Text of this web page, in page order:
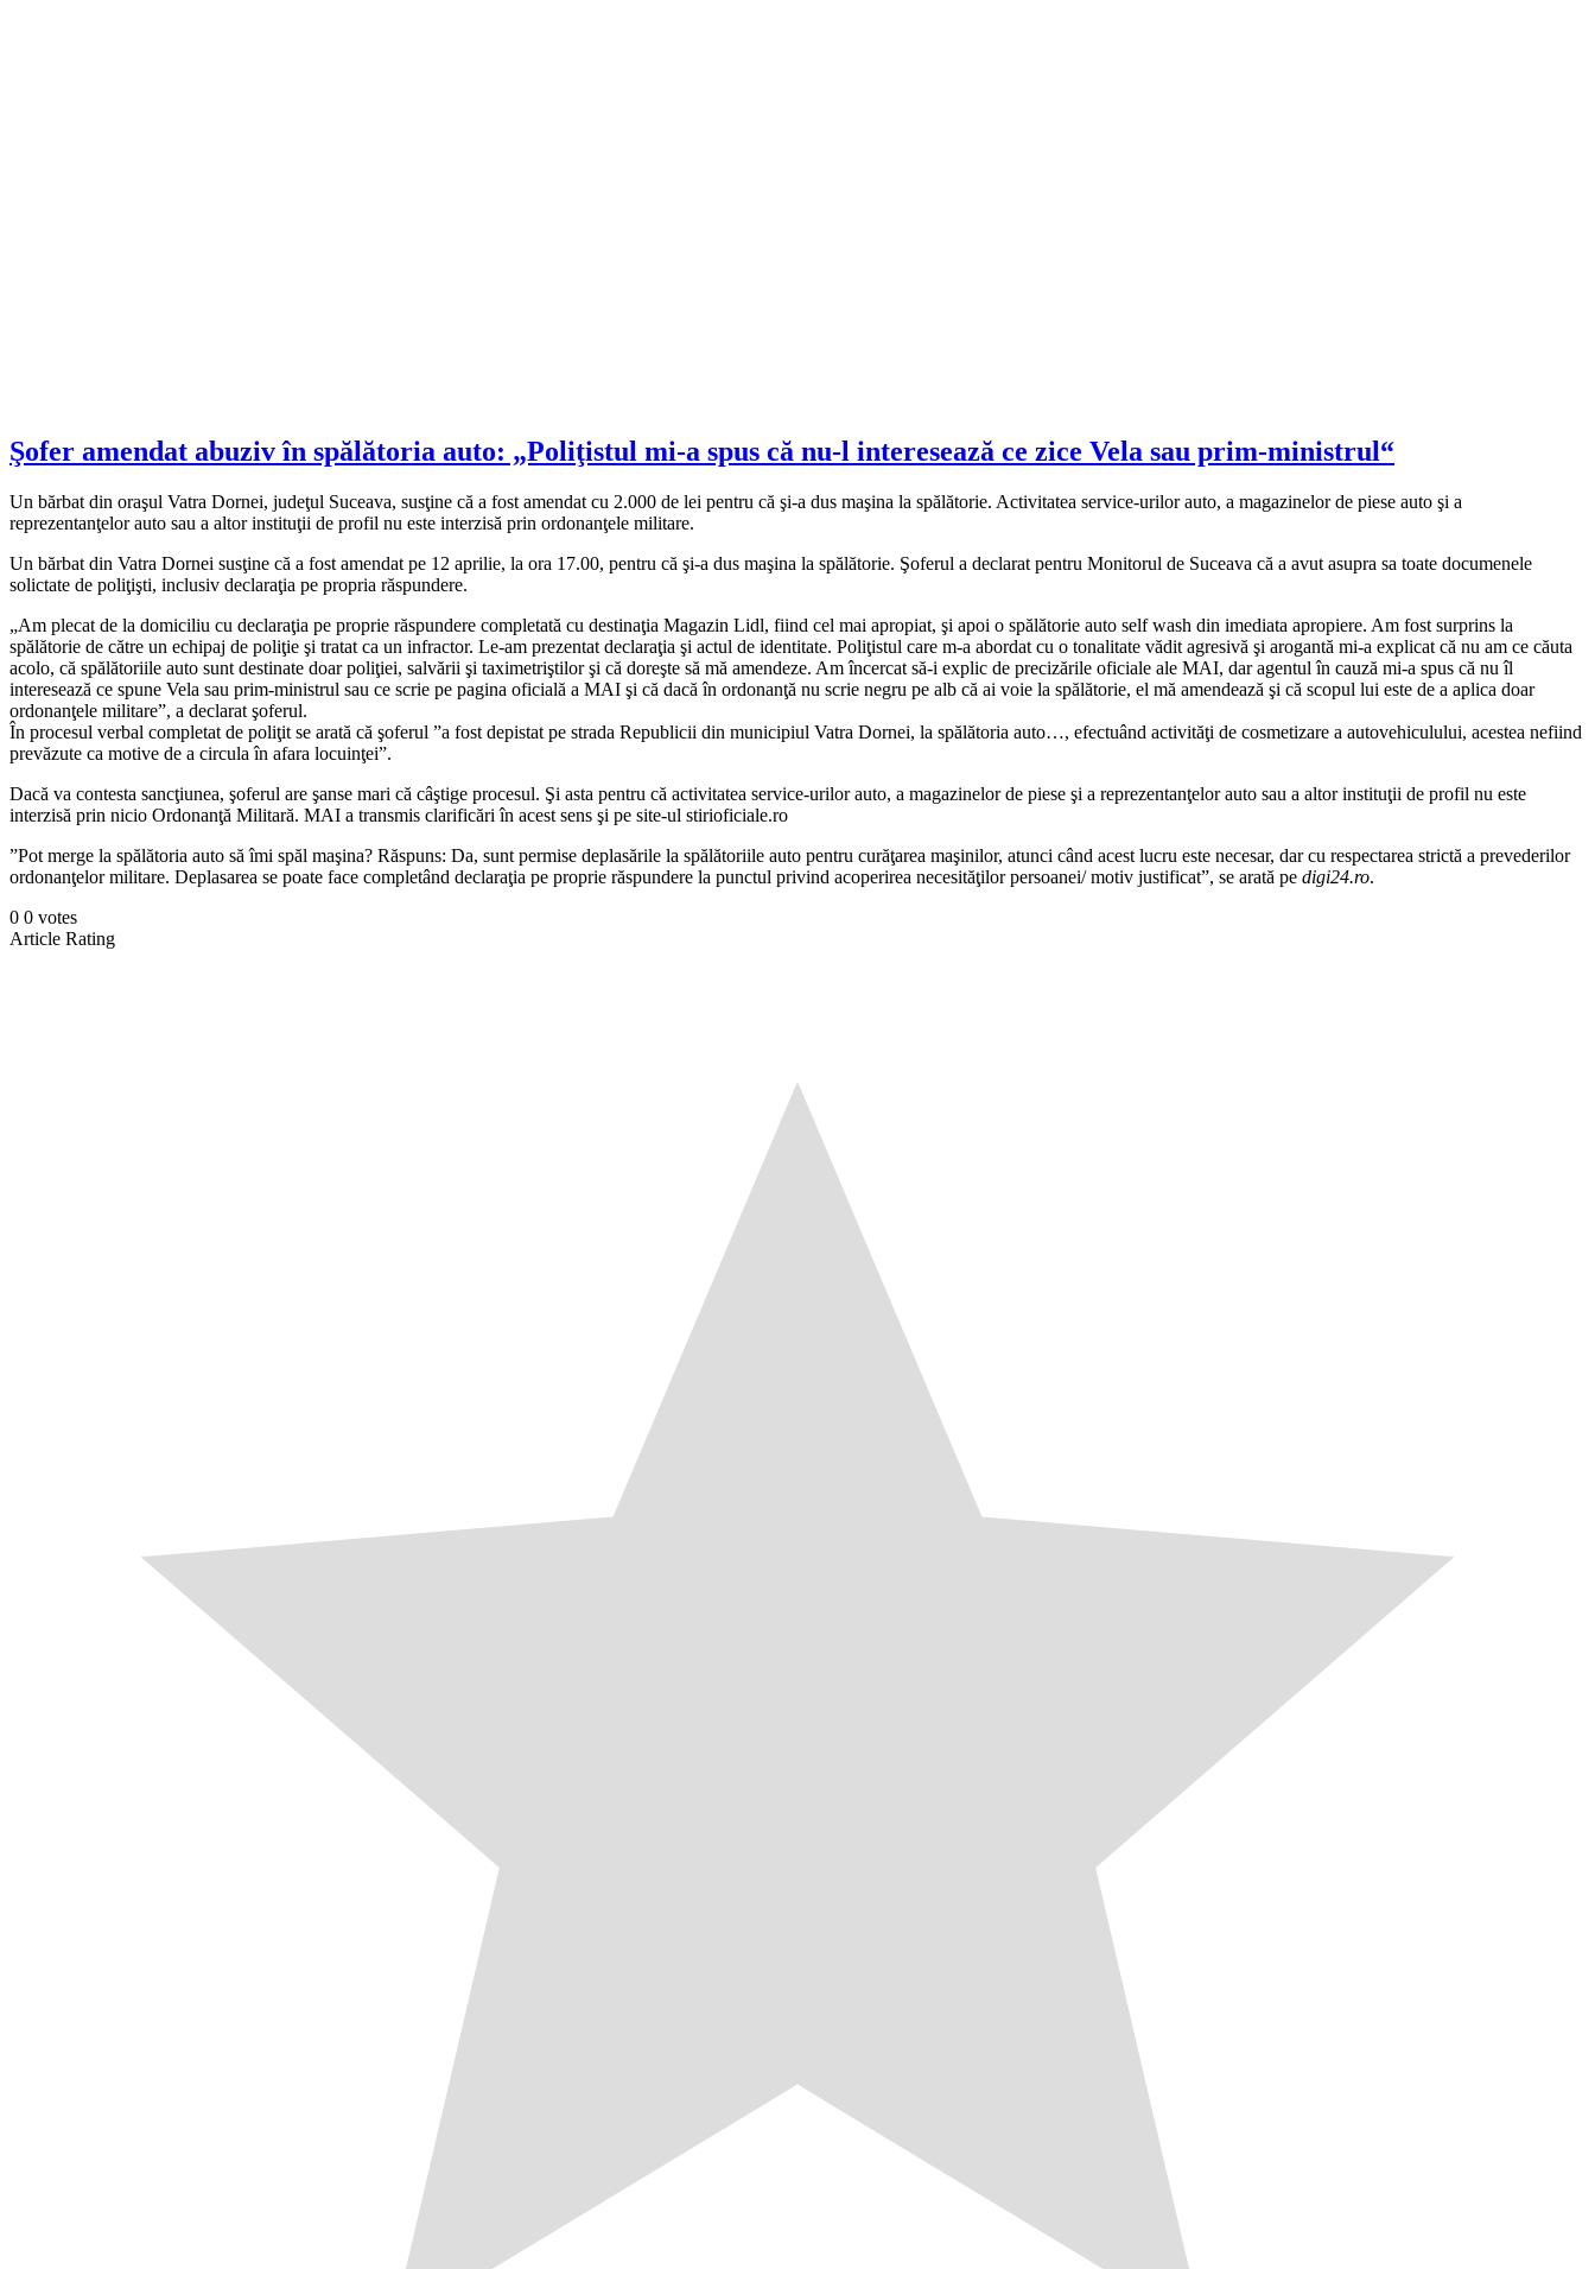
Şofer amendat abuziv în spălătoria auto: „Poliţistul mi-a spus că nu-l interesează ce zice Vela sau prim-ministrul“
Un bărbat din oraşul Vatra Dornei, judeţul Suceava, susţine că a fost amendat cu 2.000 de lei pentru că şi-a dus maşina la spălătorie. Activitatea service-urilor auto, a magazinelor de piese auto şi a
reprezentanţelor auto sau a altor instituţii de profil nu este interzisă prin ordonanţele militare.
Un bărbat din Vatra Dornei susţine că a fost amendat pe 12 aprilie, la ora 17.00, pentru că şi-a dus maşina la spălătorie. Şoferul a declarat pentru Monitorul de Suceava că a avut asupra sa toate documenele
solictate de poliţişti, inclusiv declaraţia pe propria răspundere.
„Am plecat de la domiciliu cu declaraţia pe proprie răspundere completată cu destinaţia Magazin Lidl, fiind cel mai apropiat, şi apoi o spălătorie auto self wash din imediata apropiere. Am fost surprins la
spălătorie de către un echipaj de poliţie şi tratat ca un infractor. Le-am prezentat declaraţia şi actul de identitate. Poliţistul care m-a abordat cu o tonalitate vădit agresivă şi arogantă mi-a explicat că nu am ce căuta
acolo, că spălătoriile auto sunt destinate doar poliţiei, salvării şi taximetriştilor şi că doreşte să mă amendeze. Am încercat să-i explic de precizările oficiale ale MAI, dar agentul în cauză mi-a spus că nu îl
interesează ce spune Vela sau prim-ministrul sau ce scrie pe pagina oficială a MAI şi că dacă în ordonanţă nu scrie negru pe alb că ai voie la spălătorie, el mă amendează şi că scopul lui este de a aplica doar
ordonanţele militare”, a declarat şoferul.
În procesul verbal completat de poliţit se arată că şoferul ”a fost depistat pe strada Republicii din municipiul Vatra Dornei, la spălătoria auto…, efectuând activităţi de cosmetizare a autovehiculului, acestea nefiind
prevăzute ca motive de a circula în afara locuinţei”.
Dacă va contesta sancţiunea, şoferul are şanse mari că câştige procesul. Şi asta pentru că activitatea service-urilor auto, a magazinelor de piese şi a reprezentanţelor auto sau a altor instituţii de profil nu este
interzisă prin nicio Ordonanţă Militară. MAI a transmis clarificări în acest sens şi pe site-ul stirioficiale.ro
”Pot merge la spălătoria auto să îmi spăl maşina? Răspuns: Da, sunt permise deplasările la spălătoriile auto pentru curăţarea maşinilor, atunci când acest lucru este necesar, dar cu respectarea strictă a prevederilor
ordonanţelor militare. Deplasarea se poate face completând declaraţia pe proprie răspundere la punctul privind acoperirea necesităţilor persoanei/ motiv justificat”, se arată pe digi24.ro.
0 0 votes
Article Rating